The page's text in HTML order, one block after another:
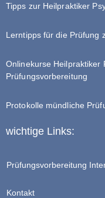
Tipps zur Heilpraktiker
Lerntipps für die Prüfung
Onlinekurse Heilpraktiker
Prüfungsvorbereitung
Protokolle mündliche
wichtige Links:
Prüfungsvorbereitung
Kontakt